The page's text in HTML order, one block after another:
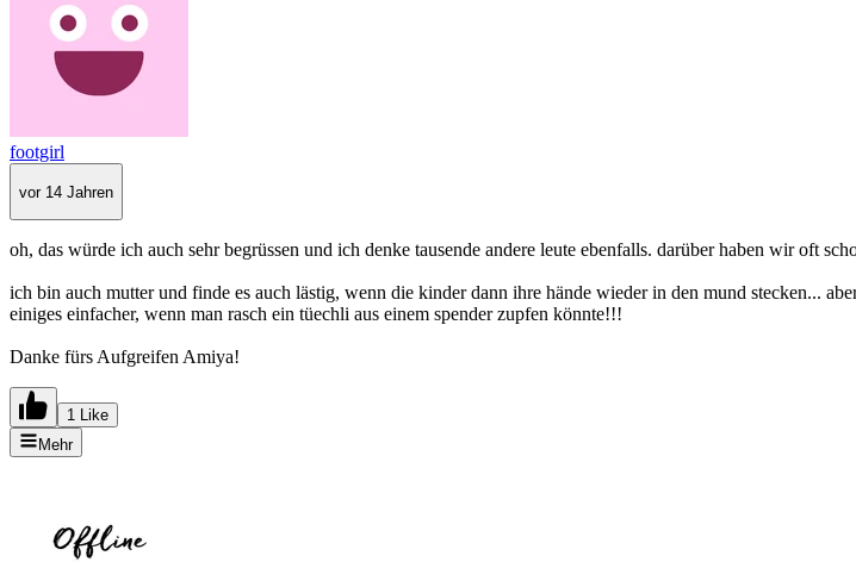
footgirl
vor 14 Jahren
oh, das würde ich auch sehr begrüssen und ich denke tausende andere leute ebenfalls. darüber haben wir oft
ich bin auch mutter und finde es auch lästig, wenn die kinder dann ihre hände wieder in den mund stecken...
einiges einfacher, wenn man rasch ein tüechli aus einem spender zupfen könnte!!!
Danke fürs Aufgreifen Amiya!
1 Like
Mehr